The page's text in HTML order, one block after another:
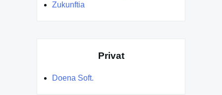
Zukunftia
Privat
Doena Soft.